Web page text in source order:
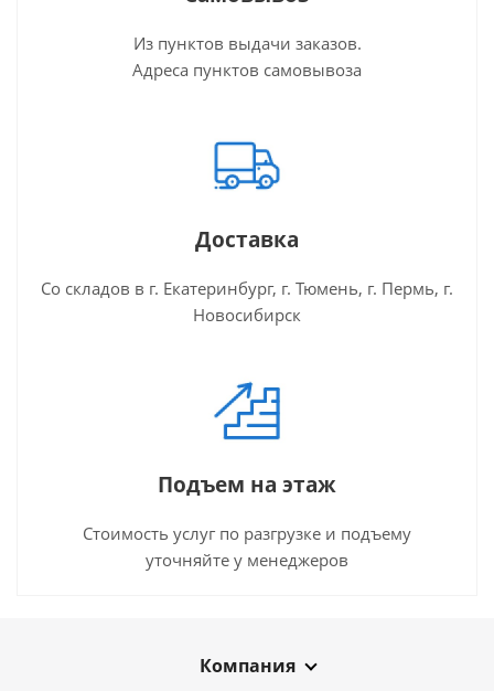
Из пунктов выдачи заказов.
Адреса пунктов самовывоза
Доставка
Со складов в г. Екатеринбург, г. Тюмень, г. Пермь, г.
Новосибирск
Подъем на этаж
Стоимость услуг по разгрузке и подъему
уточняйте у менеджеров
Компания